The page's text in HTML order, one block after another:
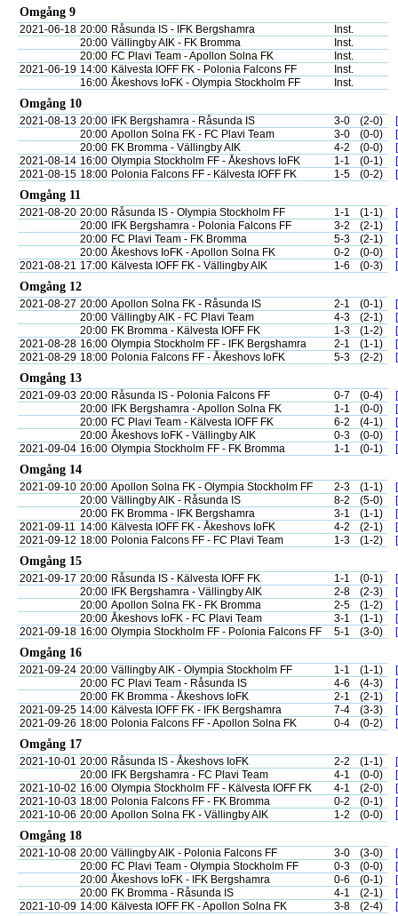
Omgång 9
2021-06-18 20:00 Råsunda IS - IFK Bergshamra
Inst.
20:00 Vällingby AIK - FK Bromma
Inst.
20:00 FC Plavi Team - Apollon Solna FK
Inst.
2021-06-19 14:00 Kälvesta IOFF FK - Polonia Falcons FF
Inst.
16:00 Åkeshovs IoFK - Olympia Stockholm FF Inst.
Omgång 10
2021-08-13 20:00 IFK Bergshamra - Råsunda IS 3-0 (2-0)
20:00 Apollon Solna FK - FC Plavi Team 3-0 (0-0)
20:00 FK Bromma - Vällingby AIK 4-2 (0-0)
2021-08-14 16:00 Olympia Stockholm FF - Åkeshovs IoFK 1-1 (0-1)
2021-08-15 18:00 Polonia Falcons FF - Kälvesta IOFF FK 1-5 (0-2)
Omgång 11
2021-08-20 20:00 Råsunda IS - Olympia Stockholm FF 1-1 (1-1)
20:00
IFK Bergshamra - Polonia Falcons FF 3-2 (2-1)
20:00 FC Plavi Team - FK Bromma 5-3 (2-1)
20:00 Åkeshovs IoFK - Apollon Solna FK 0-2 (0-0)
2021-08-21 17:00 Kälvesta IOFF FK - Vällingby AIK 1-6 (0-3)
Omgång 12
2021-08-27 20:00 Apollon Solna FK - Råsunda IS 2-1 (0-1)
20:00 Vällingby AIK - FC Plavi Team 4-3 (2-1)
20:00 FK Bromma - Kälvesta IOFF FK 1-3 (1-2)
2021-08-28 16:00 Olympia Stockholm FF - IFK Bergshamra 2-1 (1-1)
2021-08-29 18:00 Polonia Falcons FF - Åkeshovs IoFK 5-3 (2-2)
Omgång 13
2021-09-03 20:00 Råsunda IS - Polonia Falcons FF 0-7 (0-4)
20:00
IFK Bergshamra - Apollon Solna FK 1-1 (0-0)
20:00 FC Plavi Team - Kälvesta IOFF FK 6-2 (4-1)
20:00 Åkeshovs IoFK - Vällingby AIK 0-3 (0-0)
2021-09-04 16:00 Olympia Stockholm FF - FK Bromma 1-1 (0-1)
Omgång 14
2021-09-10 20:00 Apollon Solna FK - Olympia Stockholm FF 2-3 (1-1)
20:00 Vällingby AIK - Råsunda IS 8-2 (5-0)
20:00 FK Bromma - IFK Bergshamra 3-1 (1-1)
2021-09-11 14:00 Kälvesta IOFF FK - Åkeshovs IoFK 4-2 (2-1)
2021-09-12 18:00 Polonia Falcons FF - FC Plavi Team 1-3 (1-2)
Omgång 15
2021-09-17 20:00 Råsunda IS - Kälvesta IOFF FK 1-1 (0-1)
20:00
IFK Bergshamra - Vällingby AIK 2-8 (2-3)
20:00 Apollon Solna FK - FK Bromma 2-5 (1-2)
20:00 Åkeshovs IoFK - FC Plavi Team 3-1 (1-1)
2021-09-18 16:00 Olympia Stockholm FF - Polonia Falcons FF 5-1 (3-0)
Omgång 16
2021-09-24 20:00 Vällingby AIK - Olympia Stockholm FF 1-1 (1-1)
20:00 FC Plavi Team - Råsunda IS 4-6 (4-3)
20:00 FK Bromma - Åkeshovs IoFK 2-1 (2-1)
2021-09-25 14:00 Kälvesta IOFF FK - IFK Bergshamra 7-4 (3-3)
2021-09-26 18:00 Polonia Falcons FF - Apollon Solna FK 0-4 (0-2)
Omgång 17
2021-10-01 20:00 Råsunda IS - Åkeshovs IoFK 2-2 (1-1)
20:00
IFK Bergshamra - FC Plavi Team 4-1 (0-0)
2021-10-02 16:00 Olympia Stockholm FF - Kälvesta IOFF FK 4-1 (2-0)
2021-10-03 18:00 Polonia Falcons FF - FK Bromma 0-2 (0-1)
2021-10-06 20:00 Apollon Solna FK - Vällingby AIK 1-2 (0-0)
Omgång 18
2021-10-08 20:00 Vällingby AIK - Polonia Falcons FF 3-0 (3-0)
20:00 FC Plavi Team - Olympia Stockholm FF 0-3 (0-0)
20:00 Åkeshovs IoFK - IFK Bergshamra 0-6 (0-1)
20:00 FK Bromma - Råsunda IS 4-1 (2-1)
2021-10-09 14:00 Kälvesta IOFF FK - Apollon Solna FK 3-8 (2-4)